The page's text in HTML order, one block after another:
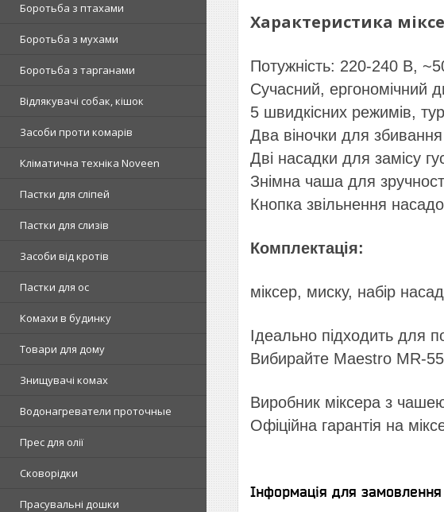
Боротьба з птахами
Боротьба з мухами
Боротьба з тарганами
Відлякувачі собак, кішок
Засоби проти комарів
Кліматична техніка Noveen
Пастки для сліпей
Пастки для слизів
Засоби від кротів
Пастки для ос
Комахи в будинку
Товари для дому
Знищувачі комах
Водонагреватели проточные
Прес для олії
Сковорідки
Прасувальні дошки
Характеристика
Потужність: 220-240 В,
Сучасний, ергономічний
5 швидкісних режимів,
Два віночки для
Дві насадки для замісу
Знімна чаша для
Кнопка звільнення
Комплектація:
міксер, миску, набір
Ідеально підходить для
Вибирайте Maestro MR-
Виробник міксера з
Офіційна гарантія на
Інформація для замовлення